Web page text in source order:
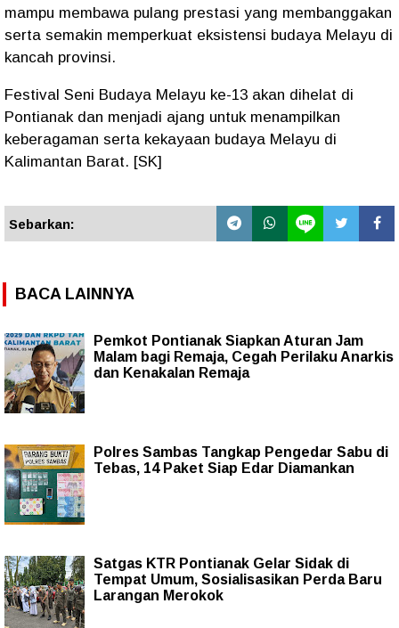
mampu membawa pulang prestasi yang membanggakan
serta semakin memperkuat eksistensi budaya Melayu di
kancah provinsi.
Festival Seni Budaya Melayu ke-13 akan dihelat di
Pontianak dan menjadi ajang untuk menampilkan
keberagaman serta kekayaan budaya Melayu di
Kalimantan Barat. [SK]
Sebarkan:
BACA LAINNYA
Pemkot Pontianak Siapkan Aturan Jam
Malam bagi Remaja, Cegah Perilaku Anarkis
dan Kenakalan Remaja
Polres Sambas Tangkap Pengedar Sabu di
Tebas, 14 Paket Siap Edar Diamankan
Satgas KTR Pontianak Gelar Sidak di
Tempat Umum, Sosialisasikan Perda Baru
Larangan Merokok